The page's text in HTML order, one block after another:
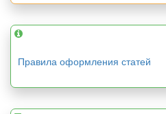
Правила оформления статей